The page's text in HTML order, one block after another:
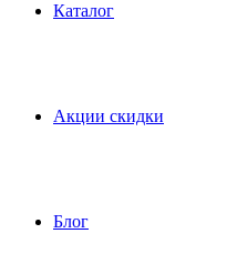
Каталог
Акции скидки
Блог